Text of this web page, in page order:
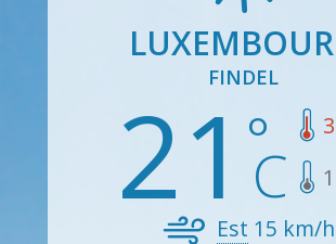
FINDEL
21Est 15 km/h